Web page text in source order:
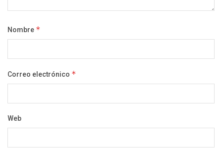
Nombre *
Correo electrónico *
Web